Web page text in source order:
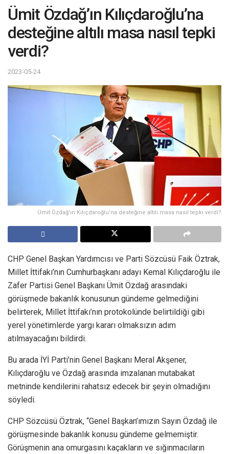
Ümit Özdağ’ın Kılıçdaroğlu’na
desteğine altılı masa nasıl tepki
verdi?
2023-05-24
Ümit Özdağ'ın Kılıçdaroğlu'na desteğine altılı masa nasıl tepki verdi?
CHP Genel Başkan Yardımcısı ve Parti Sözcüsü Faik Öztrak,
Millet İttifakı’nın Cumhurbaşkanı adayı Kemal Kılıçdaroğlu ile
Zafer Partisi Genel Başkanı Ümit Özdağ arasındaki
görüşmede bakanlık konusunun gündeme gelmediğini
belirterek, Millet İttifakı’nın protokolünde belirtildiği gibi
yerel yönetimlerde yargı kararı olmaksızın adım
atılmayacağını bildirdi.
Bu arada İYİ Parti’nin Genel Başkanı Meral Akşener,
Kılıçdaroğlu ve Özdağ arasında imzalanan mutabakat
metninde kendilerini rahatsız edecek bir şeyin olmadığını
söyledi.
CHP Sözcüsü Öztrak, “Genel Başkan’ımızın Sayın Özdağ ile
görüşmesinde bakanlık konusu gündeme gelmemiştir.
Görüşmenin ana omurgasını kaçakların ve sığınmacıların